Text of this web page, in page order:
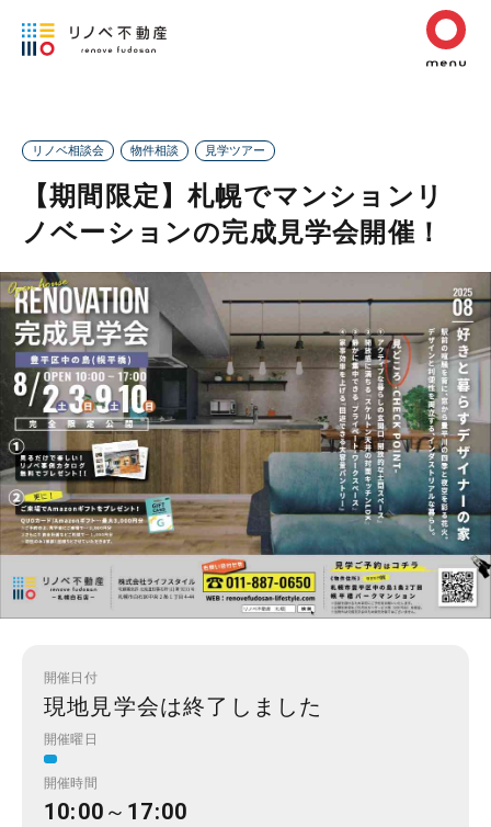
リノベ相談会 物件相談 見学ツアー
【期間限定】札幌でマンションリ
ノベーションの完成見学会開催！
開催日付
現地見学会は終了しました
開催曜日
開催時間
10:00～17:00